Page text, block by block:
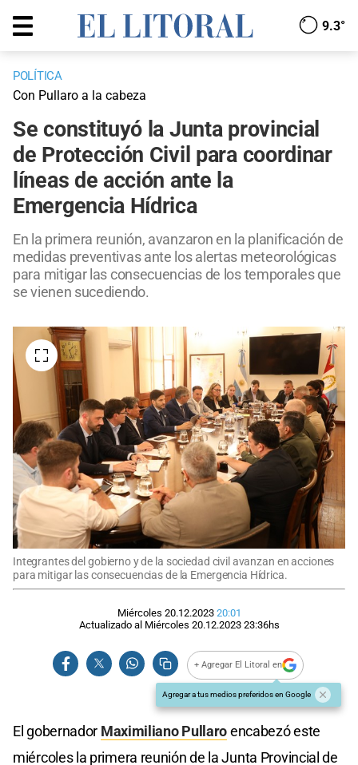
9.3°
POLÍTICA
Con Pullaro a la cabeza
Se constituyó la Junta provincial
de Protección Civil para coordinar
líneas de acción ante la
Emergencia Hídrica
En la primera reunión, avanzaron en la planificación de
medidas preventivas ante los alertas meteorológicas
para mitigar las consecuencias de los temporales que
se vienen sucediendo.
Integrantes del gobierno y de la sociedad civil avanzan en acciones
para mitigar las consecuencias de la Emergencia Hídrica.
Miércoles 20.12.2023 20:01
Actualizado al Miércoles 20.12.2023 23:36hs
+ Agregar El Litoral en
Agregar a tus medios preferidos en Google
El gobernador Maximiliano Pullaroencabezó este
miércoles la primera reunión de la Junta Provincial de